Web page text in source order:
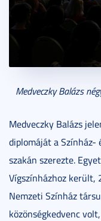
Medveczky Balázs
Medveczky Balázs
diplomáját a Színház-
szakán szerezte.
Vígszínházhoz került,
Nemzeti Színház
közönségkedvenc